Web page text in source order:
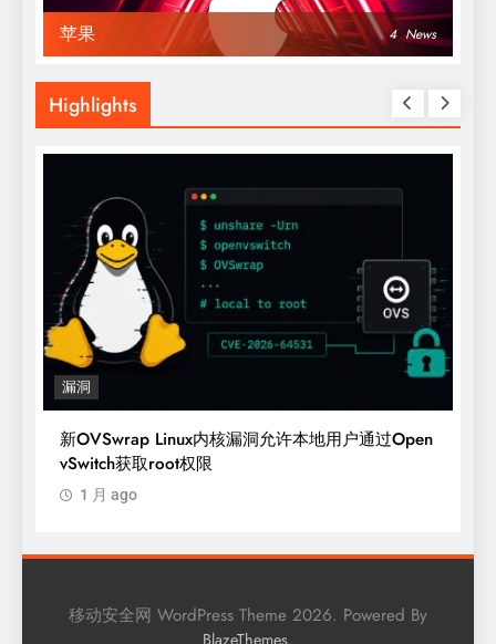
苹果 4 News
Highlights
漏洞
新OVSwrap Linux内核漏洞允许本地用户通过Open
vSwitch获取root权限
1 月 ago
移动安全网 WordPress Theme 2026. Powered By
BlazeThemes